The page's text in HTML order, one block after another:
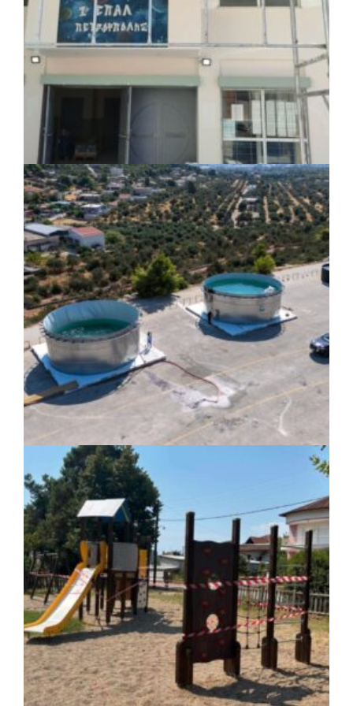
πριν από 3 μέρες
Περιφέρεια Θεσσαλίας: Νέος
ιατροτεχνολογικός εξοπλισμός και
αναβάθμιση του ΚΕΦΙΑΠ Καρδίτσας
πριν από 3 μέρες
Δήμος Αθηναίων: 651 δημότες συμμετείχαν
στις δράσεις διατροφικής υποστήριξης
ΤΟΠΙΚΗ ΑΥΤΟΔΙΟΙΚΗΣΗ | 07/08/2026 · 17:45
Δήμος Πετρούπολης: Εργασίες
συντήρησης σε σχολεία και αθλητικές
εγκαταστάσεις
ΚΟΙΝΩΝΙΑ | 07/08/2026 · 17:08
HYMETTUS WATER GRID: «Έξυπνο»
δίκτυο προστασίας των υδατοδεξαμενών
στον Υμηττό